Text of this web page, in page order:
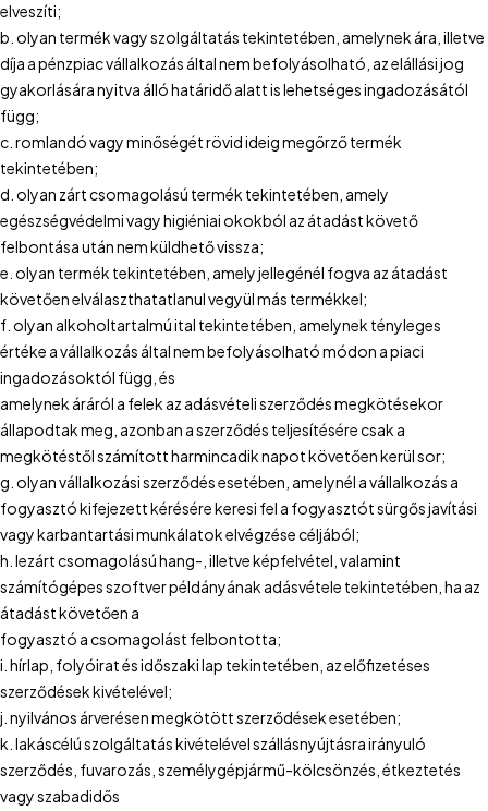
elveszíti;
b. olyan termék vagy szolgáltatás tekintetében, amelynek ára, illetve
díja a pénzpiac vállalkozás által nem befolyásolható, az elállási jog
gyakorlására nyitva álló határidő alatt is lehetséges ingadozásától
függ;
c. romlandó vagy minőségét rövid ideig megőrző termék
tekintetében;
d. olyan zárt csomagolású termék tekintetében, amely
egészségvédelmi vagy higiéniai okokból az átadást követő
felbontása után nem küldhető vissza;
e. olyan termék tekintetében, amely jellegénél fogva az átadást
követően elválaszthatatlanul vegyül más termékkel;
f. olyan alkoholtartalmú ital tekintetében, amelynek tényleges
értéke a vállalkozás által nem befolyásolható módon a piaci
ingadozásoktól függ, és
amelynek áráról a felek az adásvételi szerződés megkötésekor
állapodtak meg, azonban a szerződés teljesítésére csak a
megkötéstől számított harmincadik napot követően kerül sor;
g. olyan vállalkozási szerződés esetében, amelynél a vállalkozás a
fogyasztó kifejezett kérésére keresi fel a fogyasztót sürgős javítási
vagy karbantartási munkálatok elvégzése céljából;
h. lezárt csomagolású hang-, illetve képfelvétel, valamint
számítógépes szoftver példányának adásvétele tekintetében, ha az
átadást követően a
fogyasztó a csomagolást felbontotta;
i. hírlap, folyóirat és időszaki lap tekintetében, az előfizetéses
szerződések kivételével;
j. nyilvános árverésen megkötött szerződések esetében;
k. lakáscélú szolgáltatás kivételével szállásnyújtásra irányuló
szerződés, fuvarozás, személygépjármű-kölcsönzés, étkeztetés
vagy szabadidős